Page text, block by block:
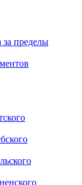
за пределы